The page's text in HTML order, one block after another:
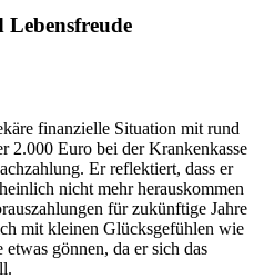
finanzielle Situation mit rund
2.000 Euro bei der Krankenkasse
Er reflektiert, dass er
nicht mehr herauskommen
für zukünftige Jahre
mit kleinen Glücksgefühlen wie
gönnen, da er sich das